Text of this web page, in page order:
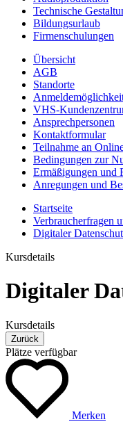
Technische
Bildungsurlaub
Firmenschulungen
Übersicht
AGB
Standorte
VHS-
Ansprechpersonen
Kontaktformular
Teilnahme an
Bedingungen zur
Ermäßigungen und
Anregungen und
Startseite
Verbraucherfragen
Digitaler
Kursdetails
Digitaler
Kursdetails
Zurück
Plätze verfügbar
Merken